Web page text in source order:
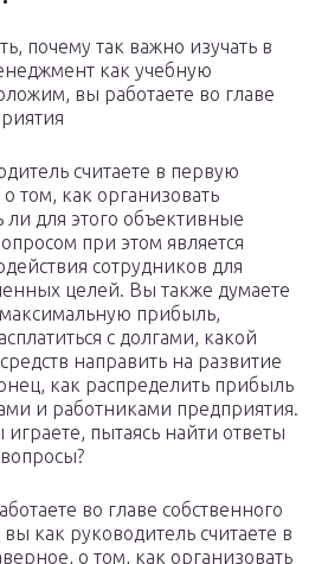
почему так важно изучать в
как учебную
вы работаете во главе
считаете в первую
том, как организовать
ли для этого объективные
при этом является
сотрудников для
целей. Вы также думаете
прибыль,
с долгами, какой
направить на развитие
как распределить прибыль
и работниками предприятия.
пытаясь найти ответы
во главе собственного
как руководитель считаете в
о том, как организовать